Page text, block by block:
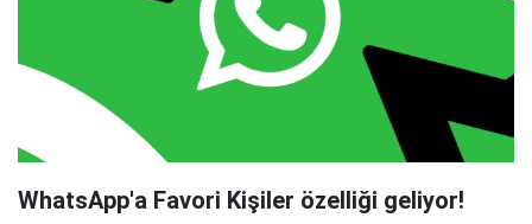
WhatsApp'a Favori Kişiler özelliği geliyor!